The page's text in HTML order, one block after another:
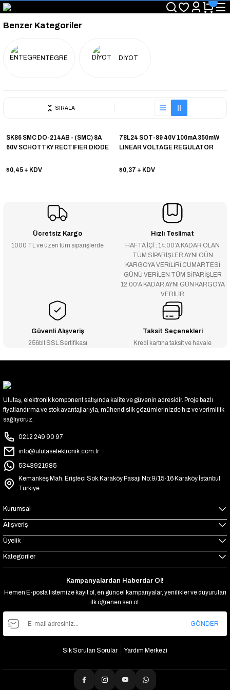
"Saat 14:00'a Kadar Verilen Siparişlerde Aynı Gün Kargo Avantajı!
"Binlerce Ürün Çeşitliliği ile Stoktan Hemen Teslim."
"Toptan Fiyatına Perakende Satış Avantajını Kaçırmayın!"
Benzer Kategoriler
ENTEGRE DİYOT
SIRALA
SK86 SMC DO-214AB - (SMC) 8A
60V SCHOTTKY RECTIFIER DIODE
$0,45 + KDV
78L24 SOT-89 40V 100mA 350mW
LINEAR VOLTAGE REGULATOR
$0,37 + KDV
Ücretsiz Kargo
1000 TL ve üzeri tüm siparişlerde
Hızlı Teslimat
HAFTA İÇİ : 14:00’A KADAR OLAN
TÜM SİPARİŞLER AYNI GÜN
KARGOYA VERİLİRİ CUMARTESİ
GÜNÜ VERİLEN TÜM SİPARİŞLER
12:00'A KADAR AYNI GÜN KARGOYA
VERİLİR
Güvenli Alışveriş
256bit SSL Sertifikası
Taksit Seçenekleri
Kredi kartına taksit ve havale
Ulutaş, elektronik komponent satışında kalite ve güvenin adresidir. Proje bazlı
fiyatlandırma ve stok avantajlarıyla, mühendislik çözümlerinizde hız ve verimlilik
sağlıyoruz.
0212 249 90 97
info@ulutaselektronik.com.tr
5343921985
Kemankeş Mah. Erişteci Sok.Karaköy Pasajı No:9/15-16 Karaköy İstanbul
Türkiye
Kurumsal
Alışveriş
Üyelik
Kategoriler
Kampanyalardan Haberdar Ol!
Hemen E-posta listemize kayıt ol, en güncel kampanyalar, yenilikler ve duyuruları
ilk öğrenen sen ol.
GÖNDER
Sık Sorulan Sorular Yardım Merkezi